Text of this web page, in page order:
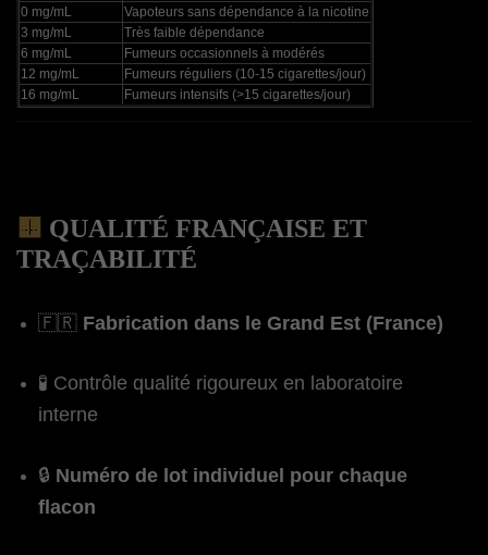
0 mg/mL
Vapoteurs sans dépendance à la nicotine
3 mg/mL
Très faible dépendance
6 mg/mL
Fumeurs occasionnels à modérés
12 mg/mL
Fumeurs réguliers (10-15 cigarettes/jour)
16 mg/mL
Fumeurs intensifs (>15 cigarettes/jour)
🟨 QUALITÉ FRANÇAISE ET
TRAÇABILITÉ
🇫🇷 Fabrication dans le Grand Est (France)
🧪 Contrôle qualité rigoureux en laboratoire
interne
🔒 Numéro de lot individuel pour chaque
flacon